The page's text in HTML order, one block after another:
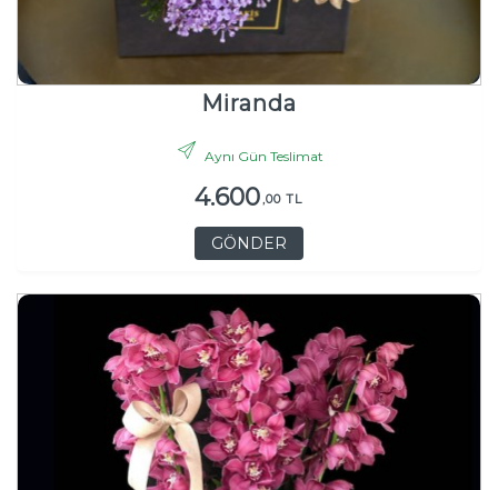
Miranda
Aynı Gün Teslimat
4.600,00 TL
GÖNDER